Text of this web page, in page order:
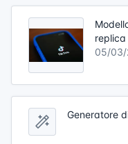
replica
05/03/
Generatore